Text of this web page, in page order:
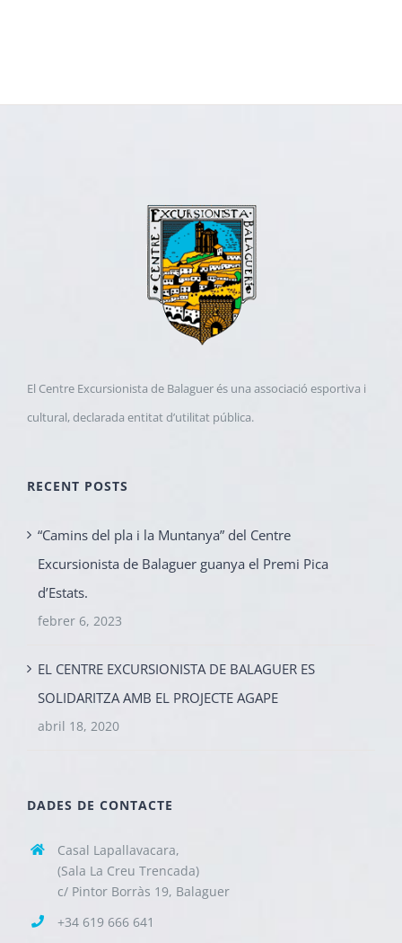
El Centre Excursionista de Balaguer és una associació esportiva i
cultural, declarada entitat d’utilitat pública.
RECENT POSTS
“Camins del pla i la Muntanya” del Centre
Excursionista de Balaguer guanya el Premi Pica
d’Estats.
febrer 6, 2023
EL CENTRE EXCURSIONISTA DE BALAGUER ES
SOLIDARITZA AMB EL PROJECTE AGAPE
abril 18, 2020
DADES DE CONTACTE
Casal Lapallavacara,
(Sala La Creu Trencada)
c/ Pintor Borràs 19, Balaguer
+34 619 666 641